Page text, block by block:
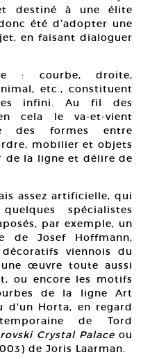
destiné à une élite
été d’adopter une
en faisant dialoguer
: courbe, droite,
etc., constituent
infini. Au fil des
cela le va-et-vient
des formes entre
mobilier et objets
de la ligne et délire de
assez artificielle, qui
spécialistes
par exemple, un
de Josef Hoffmann,
viennois du
œuvre toute aussi
ou encore les motifs
de la ligne Art
d’un Horta, en regard
de Tord
Crystal Palace ou
de Joris Laarman.